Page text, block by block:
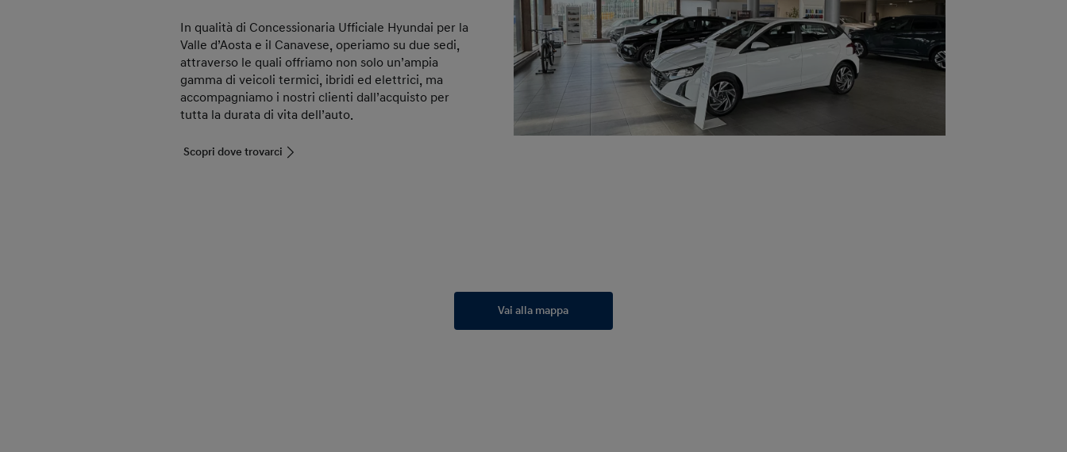
In qualità di Concessionaria Ufficiale Hyundai per la
Valle d’Aosta e il Canavese, operiamo su due sedi,
attraverso le quali offriamo non solo un’ampia
gamma di veicoli termici, ibridi ed elettrici, ma
accompagniamo i nostri clienti dall’acquisto per
tutta la durata di vita dell’auto.
Scopri dove trovarci
Vai alla mappa